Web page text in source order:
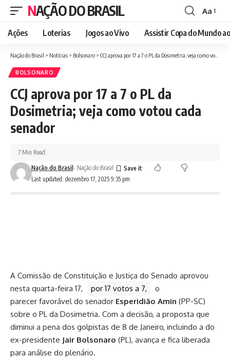
NAÇÃO DO BRASIL
Font
Resizer
Aa
Ações Loterias Jogos ao Vivo Assistir Copa do Mundo
Nação do Brasil > Notícias > Bolsonaro > CCJ aprova por 17 a 7 o PL da Dosimetria; veja como votou cada senador
BOLSONARO
CCJ aprova por 17 a 7 o PL da
Dosimetria; veja como votou cada
senador
Last updated: dezembro 17, 2025 9:35 pm
Nação do Brasil- Nação do Brasil
7 Min Read
A Comissão de Constituição e Justiça do Senado aprovou
nesta quarta-feira 17,
por 17 votos a 7,
o
parecer favorável do senador Esperidião Amin (PP-SC)
sobre o PL da Dosimetria. Com a decisão, a proposta que
diminui a pena dos golpistas de 8 de Janeiro, incluindo a do
ex-presidente Jair Bolsonaro (PL), avança e fica liberada
para análise do plenário.